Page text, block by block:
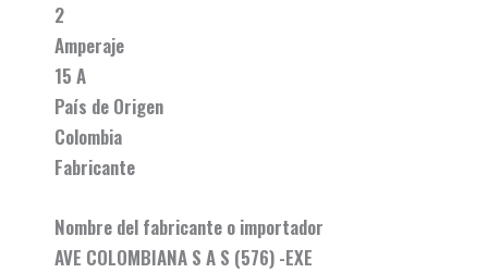
2
Amperaje
15 A
País de Origen
Colombia
Fabricante
Nombre del fabricante o importador
AVE COLOMBIANA S A S (576) -EXE